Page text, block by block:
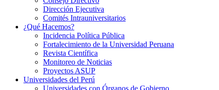
Dirección Ejecutiva
Comités Intrauniversitarios
¿Qué Hacemos?
Incidencia Política Pública
Fortalecimiento de la Universidad Peruana
Revista Científica
Monitoreo de Noticias
Proyectos ASUP
Universidades del Perú
Universidades con Órganos de Gobierno